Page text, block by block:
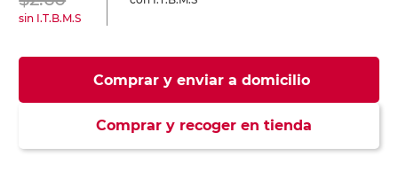
sin I.T.B.M.S
Comprar y enviar a domicilio
Comprar y recoger en tienda